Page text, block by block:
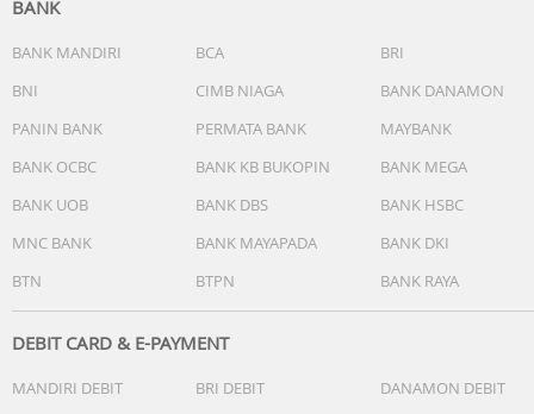
BANK
BANK MANDIRI BCA
BRI
BNI
CIMB NIAGA
BANK DANAMON
PANIN BANK
PERMATA BANK
MAYBANK
BANK OCBC
BANK KB BUKOPIN
BANK MEGA
BANK UOB
BANK DBS
BANK HSBC
MNC BANK
BANK MAYAPADA
BANK DKI
BTN
BTPN BANK RAYA
DEBIT CARD & E-PAYMENT
MANDIRI DEBIT BRI DEBIT
DANAMON DEBIT